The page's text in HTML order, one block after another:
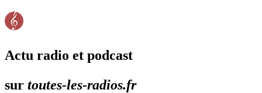
Actu radio et podcast
sur toutes-les-radios.fr